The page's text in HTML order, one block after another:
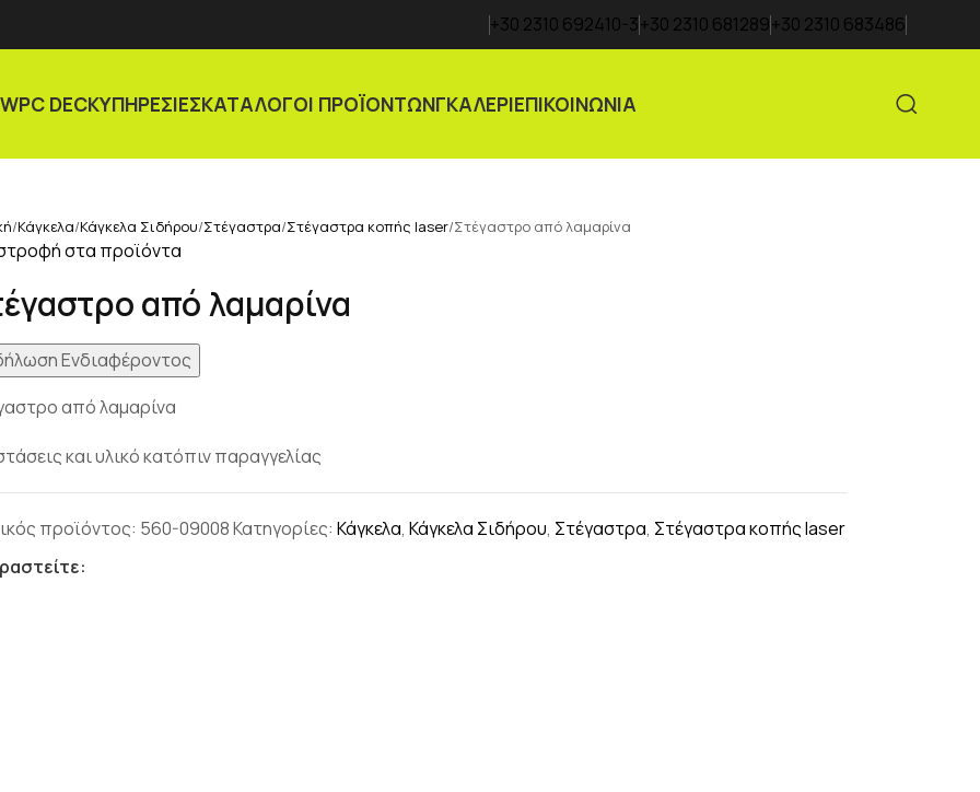
+30 2310 692410-3+30 2310 681289+30 2310 683486
WPC DECKΥΠΗΡΕΣΙΕΣΚΑΤΑΛΟΓΟΙ ΠΡΟΪΟΝΤΩΝΓΚΑΛΕΡΙΕΠΙΚΟΙΝΩΝΙΑ
Κάγκελα Κάγκελα Σιδήρου Στέγαστρα Στέγαστρα κοπής laser Στέγαστρο από λαμαρίνα
στα προϊόντα
από λαμαρίνα
Ενδιαφέροντος
από λαμαρίνα
και υλικό κατόπιν παραγγελίας
προϊόντος: 560-09008Κατηγορίες: Κάγκελα, Κάγκελα Σιδήρου, Στέγαστρα, Στέγαστρα κοπής laser